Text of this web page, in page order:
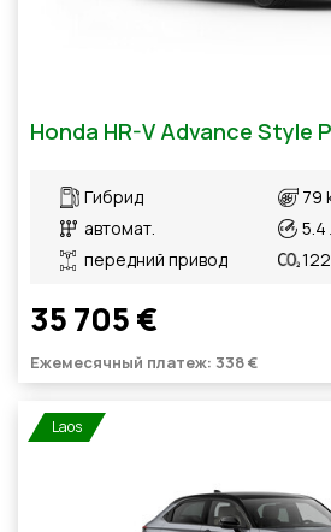
Honda HR-V Advance Style
Гибрид
автомат.
передний привод
79
5.4
35 705 €
Ежемесячный платеж: 338 €
Laos